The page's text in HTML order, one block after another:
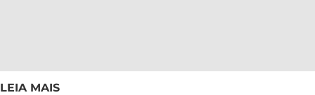
LEIA MAIS